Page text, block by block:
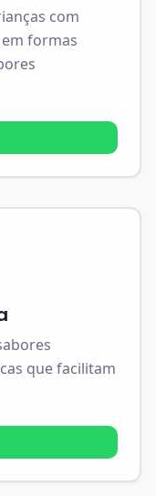
com
formas
que facilitam